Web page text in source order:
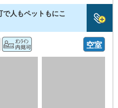
人もペットもにこ
空室